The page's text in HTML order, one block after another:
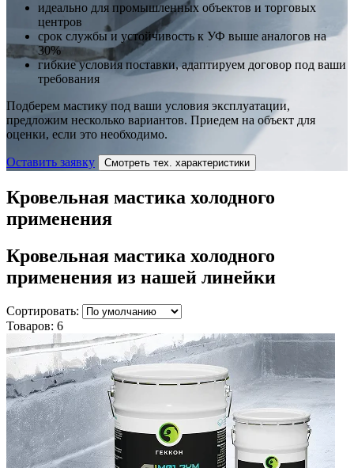
идеально для промышленных объектов и торговых
центров
срок службы и устойчивость к УФ выше аналогов на
30%
гибкие условия поставки, адаптируем договор под ваши
требования
Подберем мастику под ваши условия эксплуатации,
предложим несколько вариантов. Приедем на объект для
оценки, если это необходимо.
Оставить заявку Смотреть тех. характеристики
Кровельная мастика холодного
применения
Кровельная мастика холодного
применения из нашей линейки
Сортировать:
Товаров: 6